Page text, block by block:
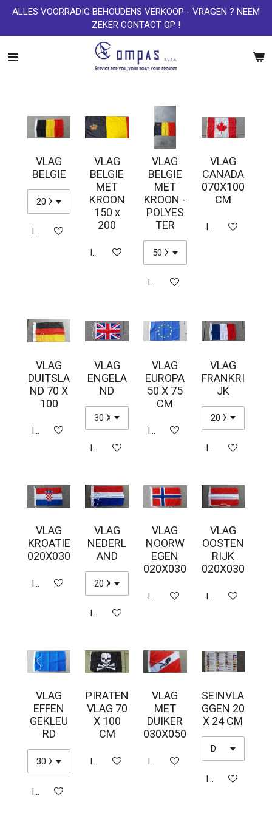
Ga
naar
de
ALLES VOORRADIG BEHOUDENS VERKOOP - VRAGEN ? NEEM
ZEKER CONTACT OP !
VLAG
BELGIE
In winkelwagen
VLAG
BELGIE
MET
KROON
150 x
200
In winkelwagen
VLAG
BELGIE
MET
KROON -
POLYES
TER
In winkelwagen
VLAG
CANADA
070X100
CM
In winkelwagen
VLAG
DUITSLA
ND 70 X
100
In winkelwagen
VLAG
ENGELA
ND
In winkelwagen
VLAG
EUROPA
50 X 75
CM
In winkelwagen
VLAG
FRANKRI
JK
In winkelwagen
VLAG
KROATIE
020X030
In winkelwagen
VLAG
NEDERL
AND
In winkelwagen
VLAG
NOORW
EGEN
020X030
In winkelwagen
VLAG
OOSTEN
RIJK
020X030
In winkelwagen
VLAG
EFFEN
GEKLEU
RD
In winkelwagen
PIRATEN
VLAG 70
X 100
CM
In winkelwagen
VLAG
MET
DUIKER
030X050
In winkelwagen
SEINVLA
GGEN 20
X 24 CM
In winkelwagen